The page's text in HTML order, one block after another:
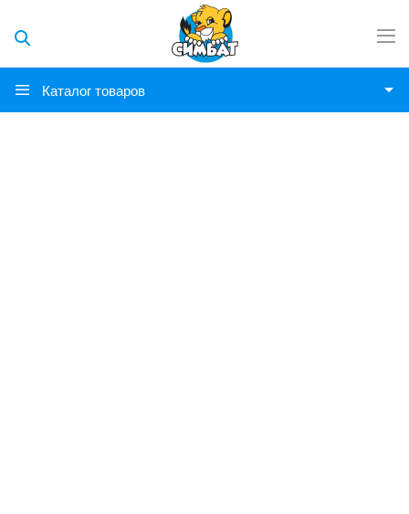
Каталог товаров